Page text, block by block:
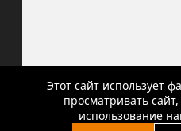
Martini Fiero
Этот сайт использует
просматривать
использование